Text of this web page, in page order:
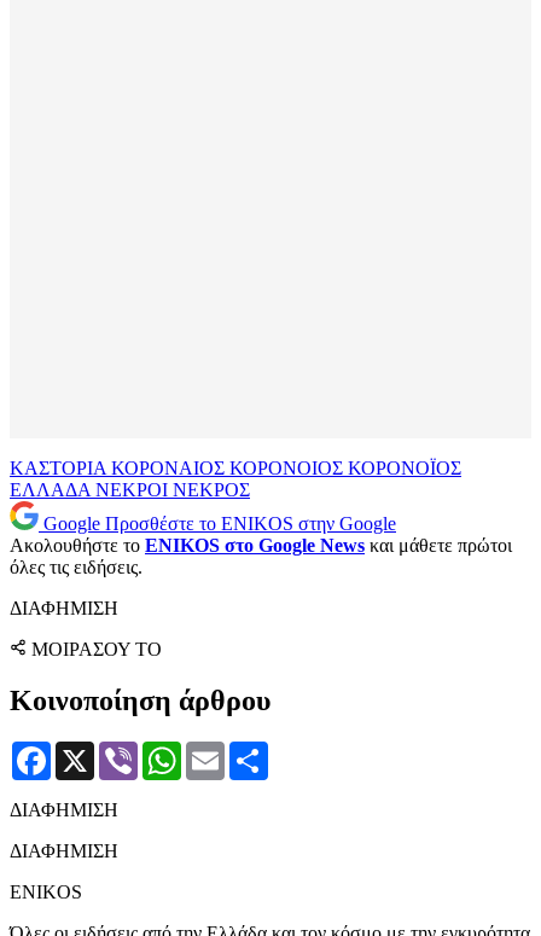
ΚΑΣΤΟΡΙΑ ΚΟΡΟΝΑΙΟΣ ΚΟΡΟΝΟΙΟΣ ΚΟΡΟΝΟΪΟΣ
ΕΛΛΑΔΑ ΝΕΚΡΟΙ ΝΕΚΡΟΣ
Google Προσθέστε το ENIKOS στην Google
Ακολουθήστε το ENIKOS στο Google News και μάθετε πρώτοι
όλες τις ειδήσεις.
ΔΙΑΦΗΜΙΣΗ
ΜΟΙΡΑΣΟΥ ΤΟ
Κοινοποίηση άρθρου
Facebook
X Viber WhatsApp
Email
ΔΙΑΦΗΜΙΣΗ
ΔΙΑΦΗΜΙΣΗ
ENIKOS